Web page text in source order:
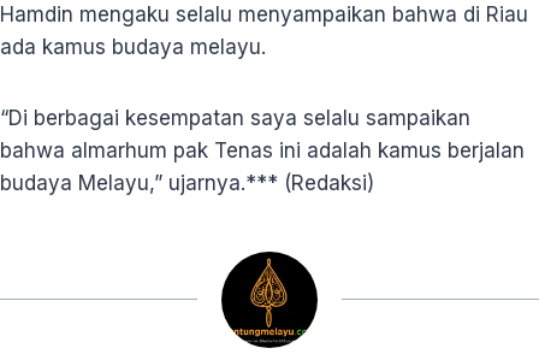
Hamdin mengaku selalu menyampaikan bahwa di Riau
ada kamus budaya melayu.
“Di berbagai kesempatan saya selalu sampaikan
bahwa almarhum pak Tenas ini adalah kamus berjalan
budaya Melayu,” ujarnya.*** (Redaksi)